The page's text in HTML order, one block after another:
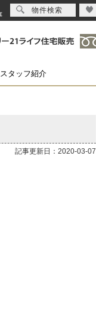
スタッフ紹介
記事更新日：2020-03-07
物件検索